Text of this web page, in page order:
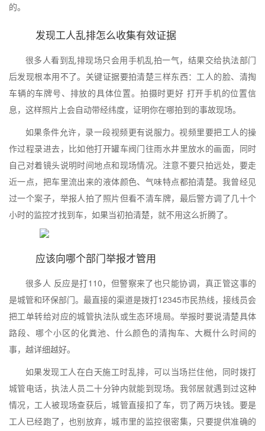
的。
发现工人乱排怎么收集有效证据
很多人看到乱排现场只会用手机乱拍一气，结果交给执法部门
后发现根本用不了。关键证据要拍清楚三样东西：工人的脸、清掏
车辆的车牌号、排放的具体位置。拍摄时更好 打开手机的位置信
息，这样照片上会自动带经纬度，证明你在哪拍到的事故现场。
如果条件允许，录一段视频更有说服力。视频里要把工人的操
作过程录进去，比如他打开罐车阀门往雨水井里放水的画面，同时
自己对着镜头说明时间地点和现场情况。注意不要只拍远处，要走
近一点，把车里流出来的液体颜色、气味特点都拍清楚。我曾经见
过一个案子，举报人拍了照片但看不清车牌，最后警方调了几十个
小时的监控才找到车，如果当初拍清楚，就不用这么折腾了。
应该向哪个部门举报才管用
很多人 反应是打110，但警察来了也只能协调，真正管这事的
是城管和环保部门。最直接的渠道是拨打12345市民热线，接线员会
把工单转给对应的城管执法队或生态环境局。举报时要说清楚具体
路段、哪个小区的化粪池、什么颜色的清掏车、大概什么时间的
事，越详细越好。
如果发现工人在白天施工时乱排，可以当场拦住他，同时拨打
城管电话，执法人员二十分钟内就能到现场。我邻居就遇到过这种
情况，工人被现场查获后，城管直接扣了车，罚了两万块钱。要是
工人已经跑了，也别放弃，城市里的监控很密集，只要提供准确的